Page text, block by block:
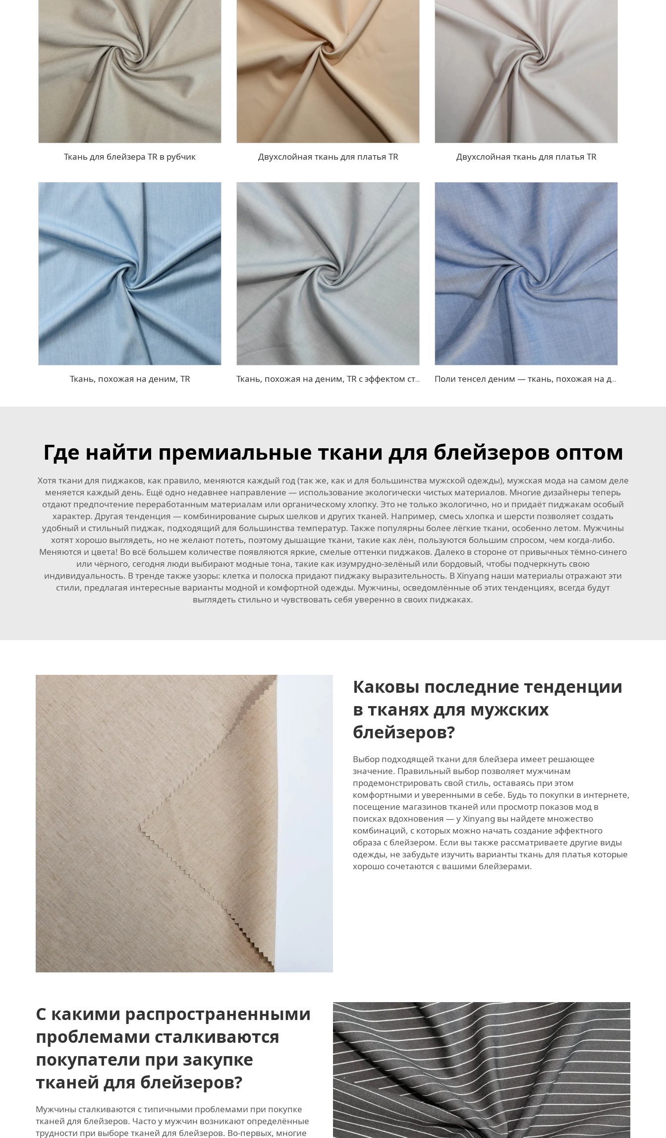
Ткань для блейзера TR в рубчик Двухслойная ткань для платья TR Двухслойная ткань для платья TR
Ткань, похожая на деним, TR Ткань, похожая на деним, TR с эффектом стрейч Поли тенсел деним — ткань, похожая на джинсовую
Где найти премиальные ткани для блейзеров оптом
Хотя ткани для пиджаков, как правило, меняются каждый год (так же, как и для большинства мужской одежды), мужская мода на самом деле
меняется каждый день. Ещё одно недавнее направление — использование экологически чистых материалов. Многие дизайнеры теперь
отдают предпочтение переработанным материалам или органическому хлопку. Это не только экологично, но и придаёт пиджакам особый
характер. Другая тенденция — комбинирование сырых шелков и других тканей. Например, смесь хлопка и шерсти позволяет создать
удобный и стильный пиджак, подходящий для большинства температур. Также популярны более лёгкие ткани, особенно летом. Мужчины
хотят хорошо выглядеть, но не желают потеть, поэтому дышащие ткани, такие как лён, пользуются большим спросом, чем когда-либо.
Меняются и цвета! Во всё большем количестве появляются яркие, смелые оттенки пиджаков. Далеко в стороне от привычных тёмно-синего
или чёрного, сегодня люди выбирают модные тона, такие как изумрудно-зелёный или бордовый, чтобы подчеркнуть свою
индивидуальность. В тренде также узоры: клетка и полоска придают пиджаку выразительность. В Xinyang наши материалы отражают эти
стили, предлагая интересные варианты модной и комфортной одежды. Мужчины, осведомлённые об этих тенденциях, всегда будут
выглядеть стильно и чувствовать себя уверенно в своих пиджаках.
Каковы последние тенденции
в тканях для мужских
блейзеров?
Выбор подходящей ткани для блейзера имеет решающее
значение. Правильный выбор позволяет мужчинам
продемонстрировать свой стиль, оставаясь при этом
комфортными и уверенными в себе. Будь то покупки в интернете,
посещение магазинов тканей или просмотр показов мод в
поисках вдохновения — у Xinyang вы найдете множество
комбинаций, с которых можно начать создание эффектного
образа с блейзером. Если вы также рассматриваете другие виды
одежды, не забудьте изучить варианты ткань для платья которые
хорошо сочетаются с вашими блейзерами.
С какими распространенными
проблемами сталкиваются
покупатели при закупке
тканей для блейзеров?
Мужчины сталкиваются с типичными проблемами при покупке
тканей для блейзеров. Часто у мужчин возникают определённые
трудности при выборе тканей для блейзеров. Во-первых, многие